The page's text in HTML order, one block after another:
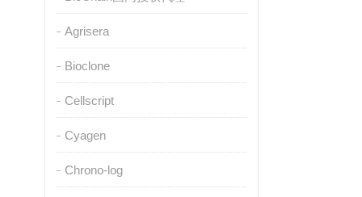
Agrisera
Bioclone
Cellscript
Cyagen
Chrono-log